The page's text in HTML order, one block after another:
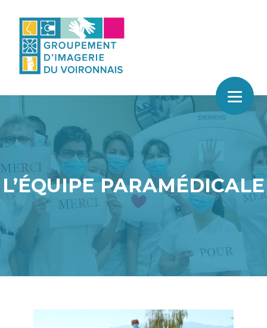
content
L’ÉQUIPE PARAMÉDICALE